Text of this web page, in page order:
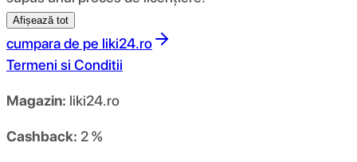
Afișează tot
cumpara de pe liki24.ro
Termeni si Conditii
Magazin: liki24.ro
Cashback: 2 %